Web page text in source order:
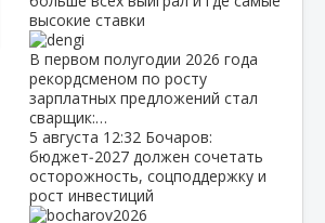
высокие ставки
В первом полугодии 2026 года
рекордсменом по росту
зарплатных предложений стал
сварщик:…
5 августа 12:32 Бочаров:
бюджет‑2027 должен сочетать
осторожность, соцподдержку и
рост инвестиций